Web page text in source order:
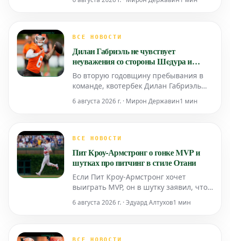
всего, вернется в состав в пятницу.
пытался отбить подачу во время
7-6.
ВСЕ НОВОСТИ
Дилан Габриэль не чувствует
неуважения со стороны Шeдура и
Уотсона в борьбе за позицию QB1 в
«Браунс»
Во вторую годовщину пребывания в
команде, квотербек Дилан Габриэль
ощущает неуважения из-за того, что
сосредоточена на Дешоне Уотсоне и
6 августа 2026 г. · Мирон Державин1 мин
ВСЕ НОВОСТИ
Пит Кроу-Армстронг о гонке MVP и
шутках про питчинг в стиле Отани
Если Пит Кроу-Армстронг хочет
выиграть MVP, он в шутку заявил, что
питчингом.
6 августа 2026 г. · Эдуард Алтухов1 мин
ВСЕ НОВОСТИ